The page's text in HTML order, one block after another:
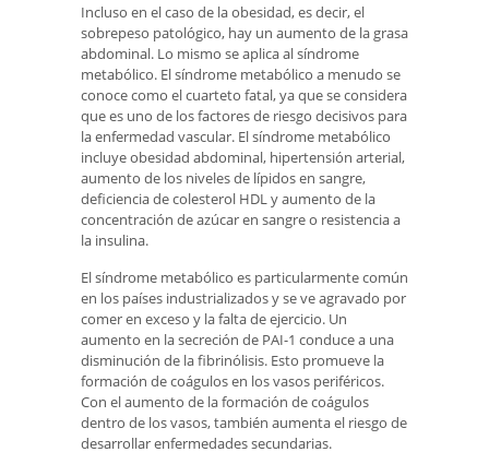
Incluso en el caso de la obesidad, es decir, el
sobrepeso patológico, hay un aumento de la grasa
abdominal. Lo mismo se aplica al síndrome
metabólico. El síndrome metabólico a menudo se
conoce como el cuarteto fatal, ya que se considera
que es uno de los factores de riesgo decisivos para
la enfermedad vascular. El síndrome metabólico
incluye obesidad abdominal, hipertensión arterial,
aumento de los niveles de lípidos en sangre,
deficiencia de colesterol HDL y aumento de la
concentración de azúcar en sangre o resistencia a
la insulina.
El síndrome metabólico es particularmente común
en los países industrializados y se ve agravado por
comer en exceso y la falta de ejercicio. Un
aumento en la secreción de PAI-1 conduce a una
disminución de la fibrinólisis. Esto promueve la
formación de coágulos en los vasos periféricos.
Con el aumento de la formación de coágulos
dentro de los vasos, también aumenta el riesgo de
desarrollar enfermedades secundarias.